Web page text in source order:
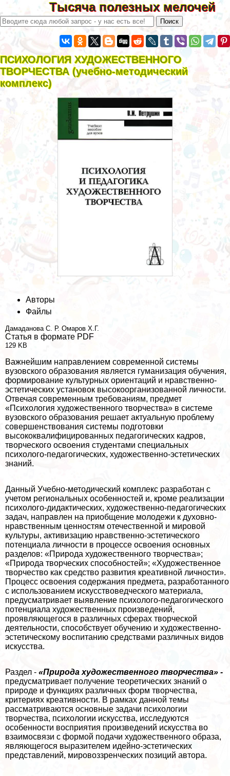
Тысяча полезных мелочей
ПСИХОЛОГИЯ ХУДОЖЕСТВЕННОГО
ТВОРЧЕСТВА (учебно-методический
комплекс)
Авторы
Файлы
Дамаданова С. Р. Омаров Х.Г.
Статья в формате PDF
129 KB
Важнейшим направлением современной системы
вузовского образования является гуманизация обучения,
формирование культурных ориентаций и нравственно-
эстетических установок высокоорганизованной личности.
Отвечая современным требованиям, предмет
«Психология художественного творчества» в системе
вузовского образования решает актуальную проблему
совершенствования системы подготовки
высококвалифицированных педагогических кадров,
творческого освоения студентами специальных
психолого-педагогических, художественно-эстетических
знаний.
Данный Учебно-методический комплекс разработан с
учетом региональных особенностей и, кроме реализации
психолого-дидактических, художественно-педагогических
задач, направлен на приобщение молодежи к духовно-
нравственным ценностям отечественной и мировой
культуры, активизацию нравственно-эстетического
потенциала личности в процессе освоения основных
разделов: «Природа художественного творчества»;
«Природа творческих способностей»; «Художественное
творчество как средство развития креативной личности».
Процесс освоения содержания предмета, разработанного
с использованием искусствоведческого материала,
предусматривает выявление психолого-педагогического
потенциала художественных произведений,
проявляющегося в различных сферах творческой
деятельности, способствует обучению и художественно-
эстетическому воспитанию средствами различных видов
искусства.
Раздел - «Природа художественного творчества» -
предусматривает получение теоретических знаний о
природе и функциях различных форм творчества,
критериях креативности. В рамках данной темы
рассматриваются основные задачи психологии
творчества, психологии искусства, исследуются
особенности восприятия произведений искусства во
взаимосвязи с формой подачи художественного образа,
являющегося выразителем идейно-эстетических
представлений, мировоззренческих позиций автора.